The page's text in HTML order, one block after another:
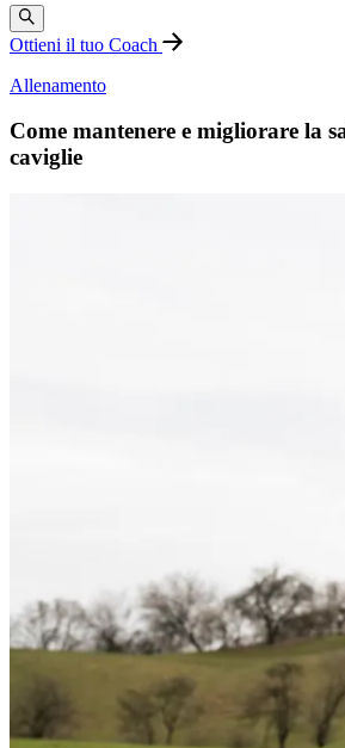
Ottieni il tuo Coach
Allenamento
Come mantenere e migliorare la
caviglie